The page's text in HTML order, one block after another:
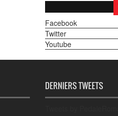
Facebook
Twitter
Youtube
DERNIERS TWEETS